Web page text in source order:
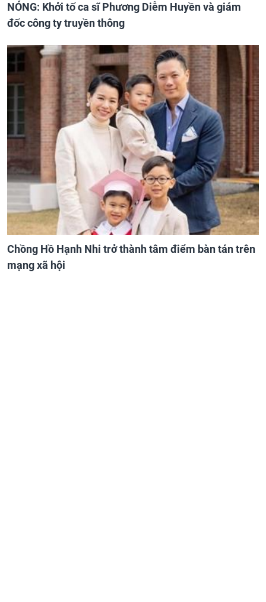
NÓNG: Khởi tố ca sĩ Phương Diễm Huyền và giám
đốc công ty truyền thông
Chồng Hồ Hạnh Nhi trở thành tâm điểm bàn tán trên
mạng xã hội